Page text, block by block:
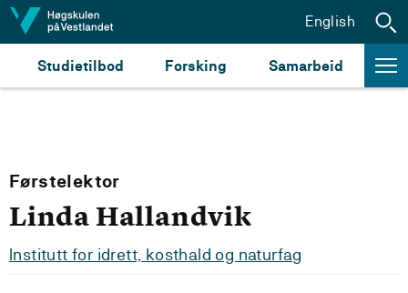
Hopp til innhald
Studietilbod Forsking Samarbeid
English
Førstelektor
Linda Hallandvik
Institutt for idrett, kosthald og naturfag